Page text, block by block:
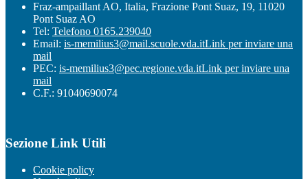
Fraz-ampaillant AO, Italia, Frazione Pont Suaz, 19, 11020
Pont Suaz AO
Tel: Telefono 0165.239040
Email: is-memilius3@mail.scuole.vda.itLink per inviare una
mail
PEC: is-memilius3@pec.regione.vda.itLink per inviare una
mail
C.F.: 91040690074
Sezione Link Utili
Cookie policy